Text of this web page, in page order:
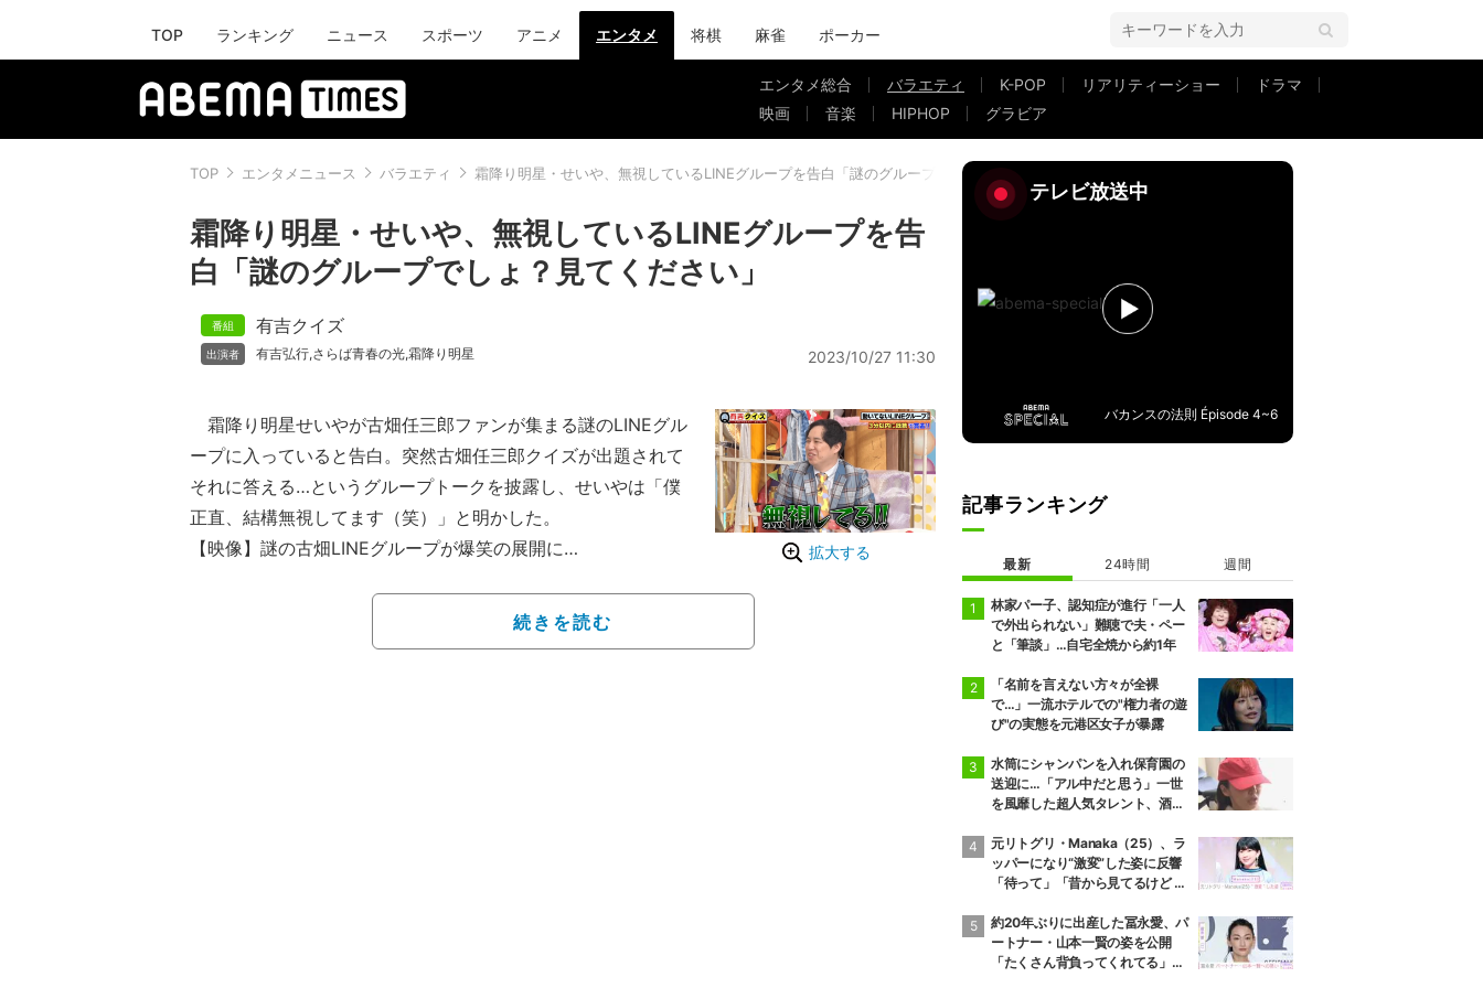
TOP ランキング ニュース スポーツ アニメ エンタメ 将棋 麻雀 ポーカー
エンタメ総合 バラエティ K-POP リアリティーショー
ドラマ
映画
音楽 HIPHOP グラビア
TOP エンタメニュース バラエティ 霜降り明星・せいや、無視しているLINEグループを告白「謎のグループでしょ？見てください」
霜降り明星・せいや、無視しているLINEグループを告
白「謎のグループでしょ？見てください」
有吉クイズ
有吉弘行,さらば青春の光,霜降り明星 2023/10/27 11:30
拡大する
霜降り明星せいやが古畑任三郎ファンが集まる謎のLINEグル
ープに入っていると告白。突然古畑任三郎クイズが出題されて
それに答える…というグループトークを披露し、せいやは「僕
正直、結構無視してます（笑）」と明かした。
【映像】謎の古畑LINEグループが爆笑の展開に
ズ』（テレビ朝日系列）が放送。さらば青春の光・森田哲矢と
霜降り明星・せいやがターゲットになり、LINEグループ既読チ
続きを読む
テレビ放送中
バカンスの法則 Épisode 4~6
記事ランキング
最新 24時間 週間
林家パー子、認知症が進行「一人
で外出られない」難聴で夫・ペー
と「筆談」…自宅全焼から約1年
「名前を言えない方々が全裸
で…」一流ホテルでの"権力者の遊
び"の実態を元港区女子が暴露
水筒にシャンパンを入れ保育園の
送迎に…「アル中だと思う」一世
を風靡した超人気タレント、酒漬
元リトグリ・Manaka（25）、ラ
ッパーになり“激変”した姿に反響
「待って」「昔から見てるけど 最
約20年ぶりに出産した冨永愛、パ
ートナー・山本一賢の姿を公開
「たくさん背負ってくれてる」感